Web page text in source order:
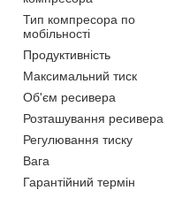
Тип компресора по
мобільності
Продуктивність
Максимальний тиск
Об'єм ресивера
Розташування ресивера
Регулювання тиску
Вага
Гарантійний термін